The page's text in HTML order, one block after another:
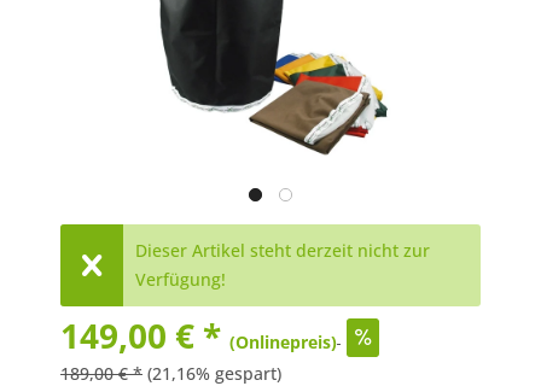
Dieser Artikel steht derzeit nicht zur
Verfügung!
149,00 € * (Onlinepreis)
189,00 € * (21,16% gespart)